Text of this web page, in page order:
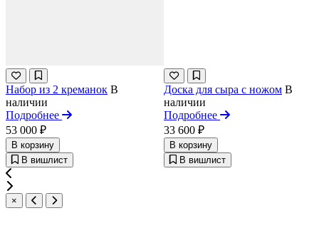
Набор из 2 креманок В
наличии
Подробнее
53 000 ₽
В корзину
В вишлист
Доска для сыра с ножом В
наличии
Подробнее
33 600 ₽
В корзину
В вишлист
×